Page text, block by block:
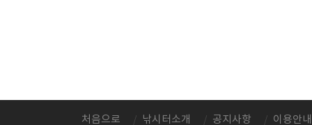
처음으로 낚시터소개 공지사항 이용안내